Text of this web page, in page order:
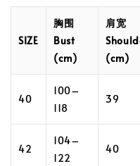
SIZE
胸围
Bust
(cm)
肩宽
(cm)
40
100–
118
39
42
104–
122
40